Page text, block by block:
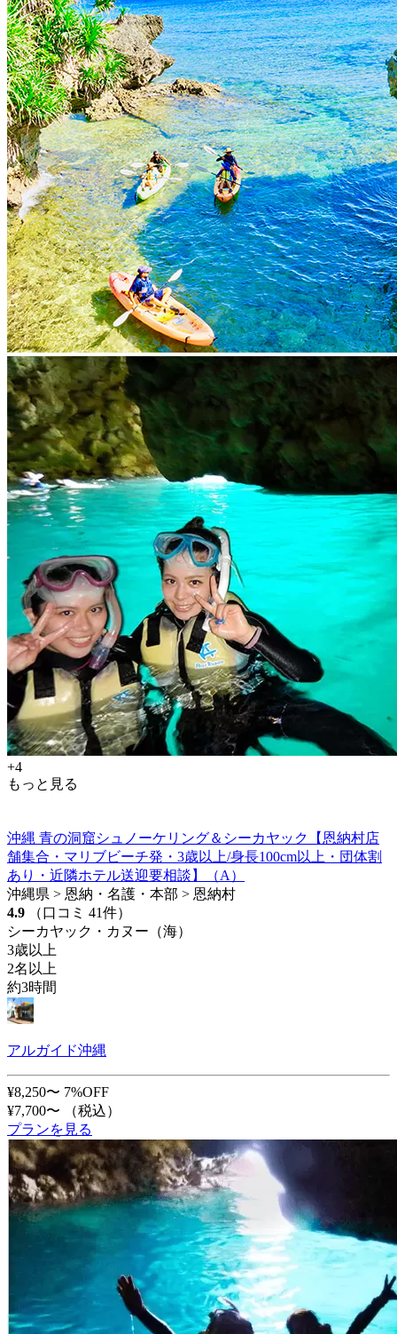
+4
もっと見る
沖縄 青の洞窟シュノーケリング＆シーカヤック【恩納村店
舗集合・マリブビーチ発・3歳以上/身長100cm以上・団体割
あり・近隣ホテル送迎要相談】（A）
沖縄県 > 恩納・名護・本部 > 恩納村
4.9
（口コミ 41件）
シーカヤック・カヌー（海）
3歳以上
2名以上
約3時間
アルガイド沖縄
¥8,250〜 7%OFF
¥7,700〜
（税込）
プランを見る